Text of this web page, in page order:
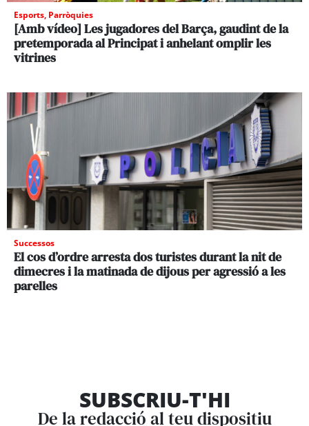
Esports, Parròquies
[Amb vídeo] Les jugadores del Barça, gaudint de la
pretemporada al Principat i anhelant omplir les
vitrines
Successos
El cos d’ordre arresta dos turistes durant la nit de
dimecres i la matinada de dijous per agressió a les
parelles
SUBSCRIU-T'HI
De la redacció al teu dispositiu